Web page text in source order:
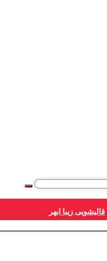
قالیشویی زیبا ابهر